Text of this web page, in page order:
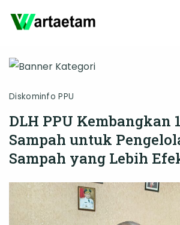
Diskominfo PPU
DLH PPU Kembangkan
Sampah untuk
Sampah yang Lebih